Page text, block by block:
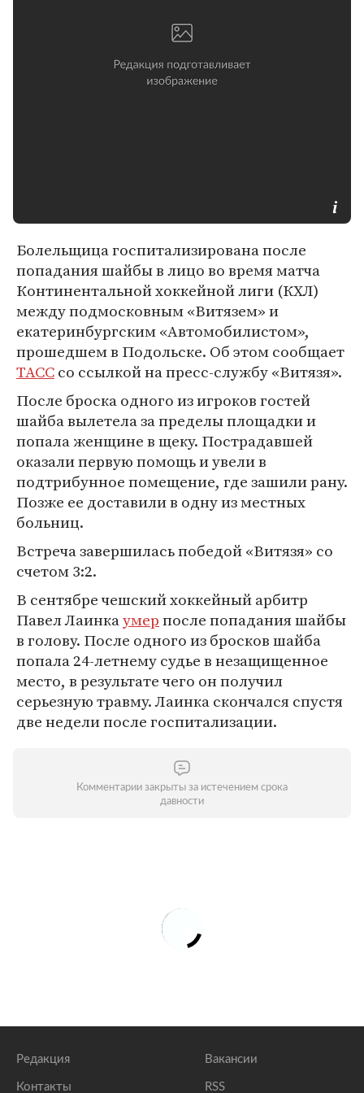
Болельщица госпитализирована после
попадания шайбы в лицо во время матча
Континентальной хоккейной лиги (КХЛ)
между подмосковным «Витязем» и
екатеринбургским «Автомобилистом»,
прошедшем в Подольске. Об этом сообщает
ТАССсо ссылкой на пресс-службу «Витязя».
После броска одного из игроков гостей
шайба вылетела за пределы площадки и
попала женщине в щеку. Пострадавшей
оказали первую помощь и увели в
подтрибунное помещение, где зашили рану.
Позже ее доставили в одну из местных
больниц.
Встреча завершилась победой «Витязя» со
счетом 3:2.
В сентябре чешский хоккейный арбитр
Павел Лаинкаумерпосле попадания шайбы
в голову. После одного из бросков шайба
попала 24-летнему судье в незащищенное
место, в результате чего он получил
серьезную травму. Лаинка скончался спустя
две недели после госпитализации.
Комментарии закрыты за истечением срока
давности
Редакция
Контакты
Вакансии
RSS